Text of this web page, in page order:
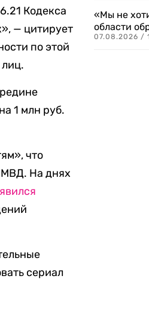
Кодекса
— цитирует
по этой
1 млн руб.
что
МВД. На днях
сериал
«Мы не
области
07.08.2026 /